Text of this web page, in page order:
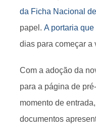
da Ficha Nacional
papel. A portaria
dias para começar a
Com a adoção da
para a página de pré-
momento de
documentos